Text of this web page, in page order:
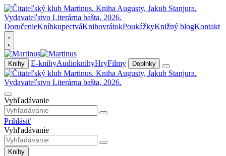
DoručenieKníhkupectváKnihovrátokPoukážkyKnižný blogKontakt
Knihy E-knihyAudioknihyHryFilmy Doplnky
Vyhľadávanie
Prihlásiť
Vyhľadávanie
Knihy